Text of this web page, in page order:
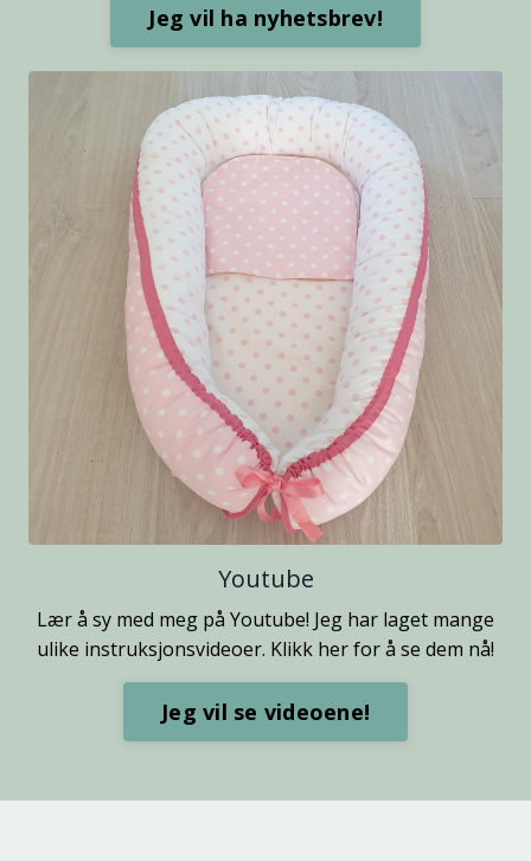
Jeg vil ha nyhetsbrev!
Youtube
Lær å sy med meg på Youtube! Jeg har laget mange
ulike instruksjonsvideoer. Klikk her for å se dem nå!
Jeg vil se videoene!